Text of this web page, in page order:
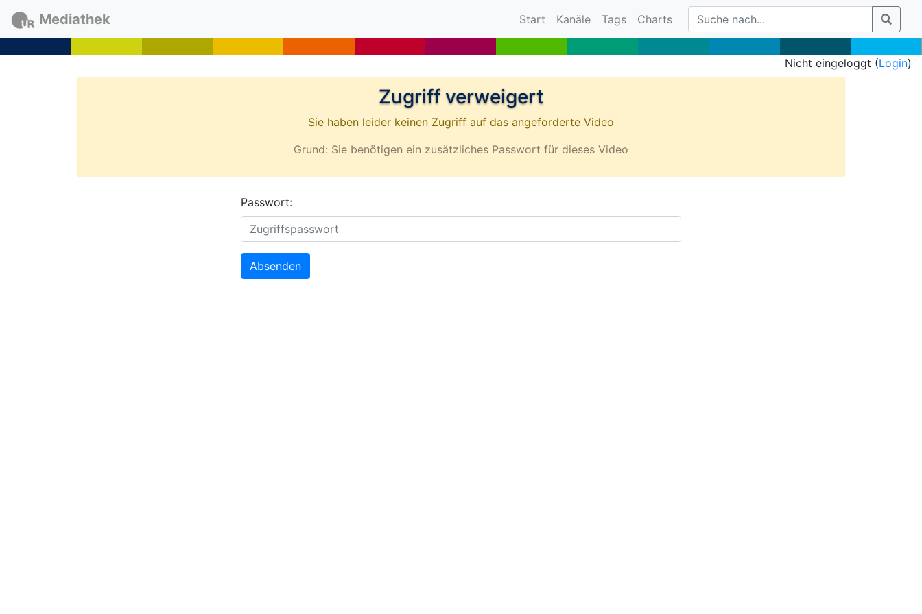
Mediathek Start (current)
Kanäle Tags Charts
Nicht eingeloggt (Login)
Zugriff verweigert
Sie haben leider keinen Zugriff auf das angeforderte Video
Grund: Sie benötigen ein zusätzliches Passwort für dieses Video
Passwort:
Absenden